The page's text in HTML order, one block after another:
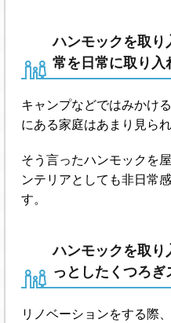
ハンモックを取り
常を日常に取り入
キャンプなどではみかけ
にある家庭はあまり見られ
そう言ったハンモックを
ンテリアとしても非日常
す。
ハンモックを取り
っとしたくつろぎ
リノベーションをする際